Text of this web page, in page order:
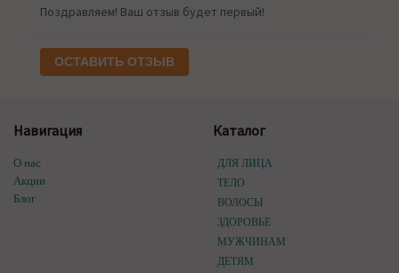
Поздравляем! Ваш отзыв будет первый!
ОСТАВИТЬ ОТЗЫВ
Навигация
О нас
Акции
Блог
Каталог
ДЛЯ ЛИЦА
ТЕЛО
ВОЛОСЫ
ЗДОРОВЬЕ
МУЖЧИНАМ
ДЕТЯМ